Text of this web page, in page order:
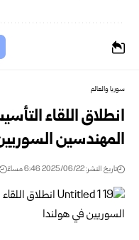
سوريا والعالم
انطلاق اللقاء
المهندسين
تاريخ النشر: 2025/06/22 6:46 مساءً